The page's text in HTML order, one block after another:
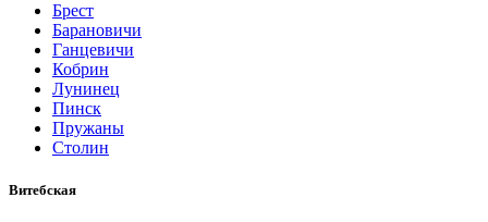
Брест
Барановичи
Ганцевичи
Кобрин
Лунинец
Пинск
Пружаны
Столин
Витебская